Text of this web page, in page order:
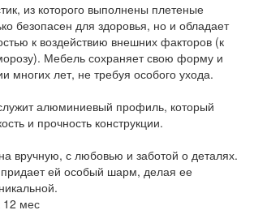
из которого выполнены плетеные
безопасен для здоровья, но и обладает
к воздействию внешних факторов (к
Мебель сохраняет свою форму и
многих лет, не требуя особого ухода.
алюминиевый профиль, который
и прочность конструкции.
вручную, с любовью и заботой о деталях.
придает ей особый шарм, делая ее
12 мес